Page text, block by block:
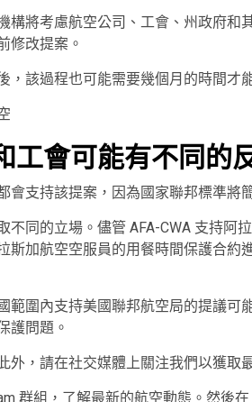
構將考慮航空公司、工會、州政府和
修改提案。
，該過程也可能需要幾個月的時間才
工會可能有不同的
會支持該提案，因為國家聯邦標準將
不同的立場。儘管 AFA-CWA 支持阿
斯加航空空服員的用餐時間保護合約
範圍內支持美國聯邦航空局的提議可
護問題。
外，請在社交媒體上關注我們以獲取
群組，了解最新的航空動態。然後